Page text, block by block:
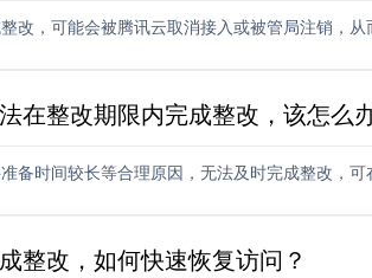
改，可能会被腾讯云取消接入或被管局注销，
在整改期限内完成整改，该怎么
备时间较长等合理原因，无法及时完成整改，
整改，如何快速恢复访问？